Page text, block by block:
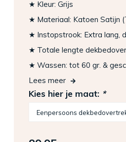
★ Kleur: Grijs
★ Materiaal: Katoen Satijn
★ Instopstrook: Extra lang,
★ Totale lengte
★ Wassen: tot 60 gr. &
Lees meer
Kies hier je maat: *